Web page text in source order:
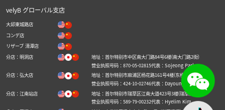
velyB グローバル支店
大邱東城路店
コンデ店
リザーブ 清潭店
分店：明洞店
地址：首尔特别市中区南大门路84号6楼(南大门路2街)
营业执照号码：870-05-02815代表：Sojeong Park
分店：弘大店
地址：首尔特别市麻浦区杨花路161号4楼(东桥洞)
营业执照号码：424-10-02746代表：Dayoung Hwang
分店：江南站店
地址：首尔特别市瑞草区江南大道423号3楼(瑞草洞)
营业执照号码：589-79-00232代表：Hyelim Kim